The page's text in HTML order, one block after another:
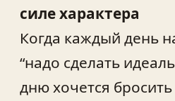
силе характера
Когда каждый день
“надо сделать
дню хочется